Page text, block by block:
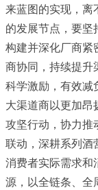
来蓝图的实现，离
的发展节点，要坚
构建并深化厂商紧
商协同，持续提升
科学激励，有效减
大渠道商以更加昂
攻坚行动，协力推
联动，深耕系列酒
消费者实际需求和
源，以全链条、全